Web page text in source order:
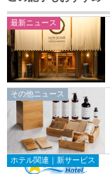
最新ニュース
その他ニュース
ホテル関連｜新サービス